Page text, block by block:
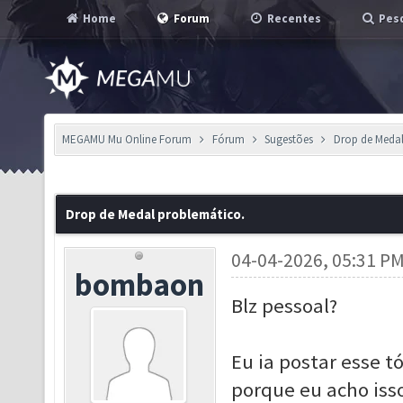
Home Forum Recentes
MEGAMU Mu Online Forum Fórum Sugestões Drop de
Drop de Medal problemático.
bombaon
04-04-2026, 05:31
Blz pessoal?
Eu ia postar esse
porque eu acho